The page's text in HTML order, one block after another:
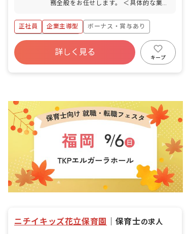
務全般をお任せします。 ＜具体的な業務
成 クラス通信作成 壁面制作 外遊び 園外
へのお散歩
正社員 企業主導型
ボーナス・賞与あり
年間休日120日以上
寮・住宅・家賃補助あり
社会保険完備
詳しく見る
キープ
ニチイキッズ花立保育園 保育士の求人